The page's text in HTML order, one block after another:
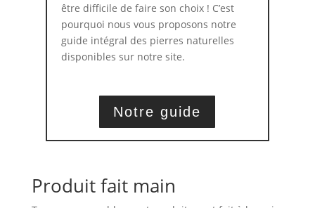
être difficile de faire son choix ! C’est
pourquoi nous vous proposons notre
guide intégral des pierres naturelles
disponibles sur notre site.
Notre guide
Produit fait main